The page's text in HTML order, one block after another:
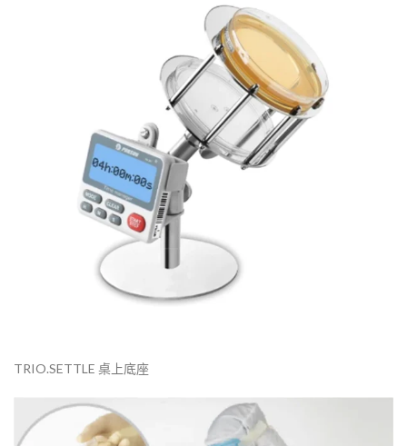
TRIO.SETTLE 桌上底座